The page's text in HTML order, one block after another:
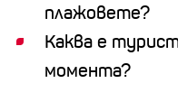
плажовете?
Каква е
момента?